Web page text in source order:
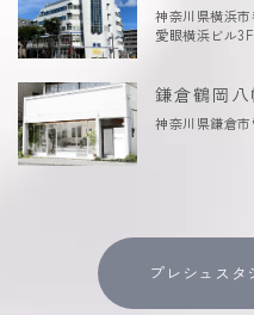
神奈川県横浜
愛眼横浜ビル3F
鎌倉鶴岡
神奈川県鎌倉
プレシュスタ